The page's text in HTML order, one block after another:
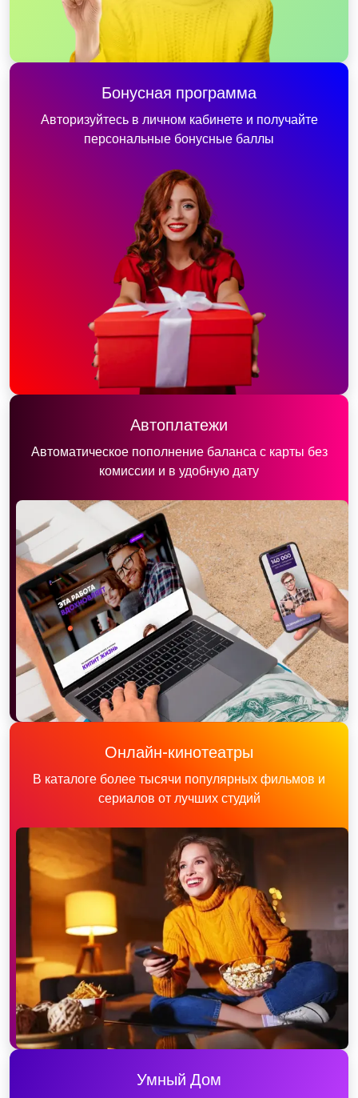
Бонусная программа
Авторизуйтесь в личном кабинете и получайте
персональные бонусные баллы
Автоплатежи
Автоматическое пополнение баланса с карты без
комиссии и в удобную дату
Онлайн-кинотеатры
В каталоге более тысячи популярных фильмов и
сериалов от лучших студий
Умный Дом